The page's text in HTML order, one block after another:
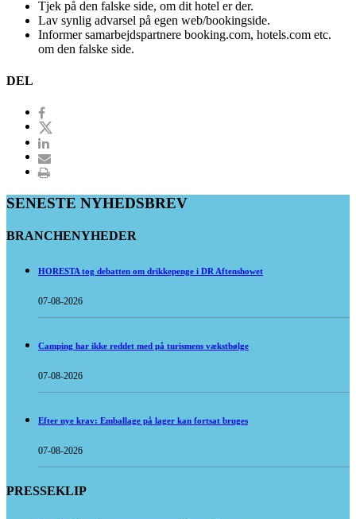
Tjek på den falske side, om dit hotel er der.
Lav synlig advarsel på egen web/bookingside.
Informer samarbejdspartnere booking.com, hotels.com etc.
om den falske side.
DEL
SENESTE NYHEDSBREV
BRANCHENYHEDER
HORESTA tog debatten om drikkepenge i DR Aftenshowet
07-08-2026
Camping har ikke reddet med på turismens vækstbølge
07-08-2026
Efter nye krav: Emballage på lager kan fortsat bruges
07-08-2026
PRESSEKLIP